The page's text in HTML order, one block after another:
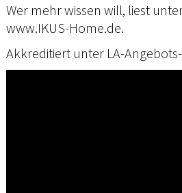
Wer mehr wissen will, liest
www.IKUS-Home.de.
Akkreditiert unter LA-